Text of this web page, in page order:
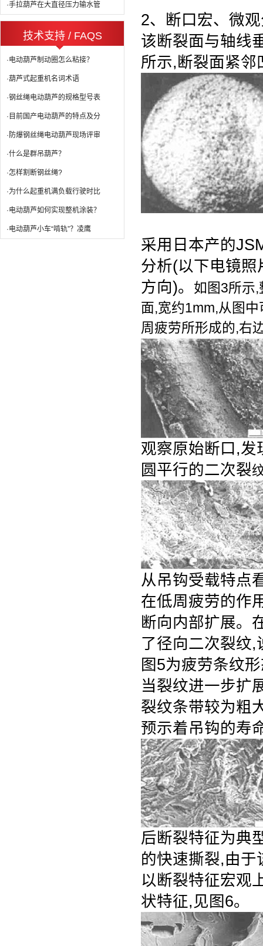
·手拉葫芦在大直径压力输水管
技术支持 / FAQS
·电动葫芦制动圈怎么粘接？
·葫芦式起重机名词术语
·钢丝绳电动葫芦的规格型号表
·目前国产电动葫芦的特点及分
·防爆钢丝绳电动葫芦现场评审
·什么是群吊葫芦？
·怎样割断钢丝绳?
·为什么起重机满负载行驶时比
·电动葫芦如何实现整机涂装？
·电动葫芦小车“啃轨”？凌鹰
2、断口宏、微
该断裂面与轴线
所示,断裂面紧邻
采用日本产的
分析(以下电镜
方向)。
如图3所示
面,宽约1mm,从图
周疲劳所形成的,右
观察原始断口,发
圆平行的二次裂
从吊钩受载特点
在低周疲劳的作
断向内部扩展。
了径向二次裂纹,
图5为疲劳条纹
当裂纹进一步扩
裂纹条带较为粗
预示着吊钩的寿
后断裂特征为典
的快速撕裂,由
以断裂特征宏观
状特征,见图6。